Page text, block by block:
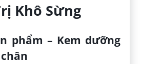
Khô Sừng
phẩm – Kem dưỡng